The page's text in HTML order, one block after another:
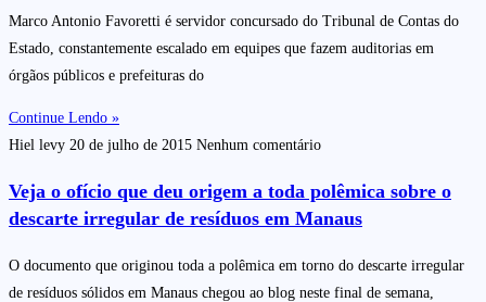
Marco Antonio Favoretti é servidor concursado do Tribunal de Contas do
Estado, constantemente escalado em equipes que fazem auditorias em
órgãos públicos e prefeituras do
Continue Lendo »
Hiel levy 20 de julho de 2015 Nenhum comentário
Veja o ofício que deu origem a toda polêmica sobre o
descarte irregular de resíduos em Manaus
O documento que originou toda a polêmica em torno do descarte irregular
de resíduos sólidos em Manaus chegou ao blog neste final de semana,